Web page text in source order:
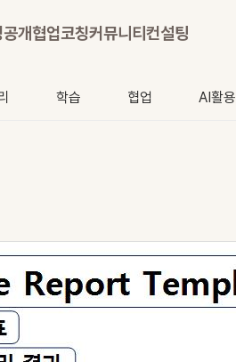
공개협업코칭커뮤니티컨설팅
학습 협업 AI활용